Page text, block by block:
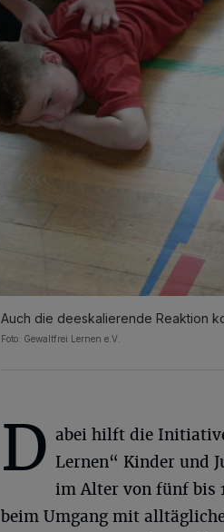
Auch die deeskalierende Reaktion
Foto: Gewaltfrei Lernen e.V.
D abei hilft die
Lernen“ Kinder und
im Alter von fünf bis
beim Umgang mit